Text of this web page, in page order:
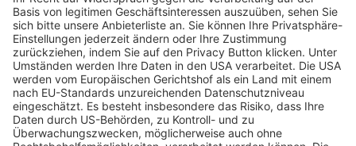
Zugriff in der Schweiz: Polizei Freiburg fasst
Tatverdächtigen im Lorettoberg-Mordfall